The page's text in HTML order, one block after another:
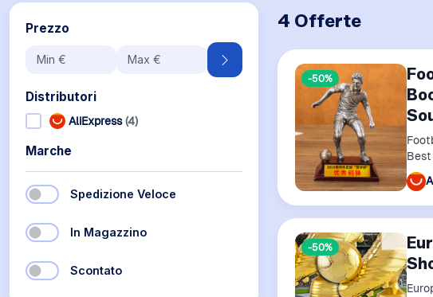
Prezzo
Distributori
AliExpress (4)
Marche
Spedizione Veloce
In Magazzino
Scontato
4 Offerte
-50%
-50%